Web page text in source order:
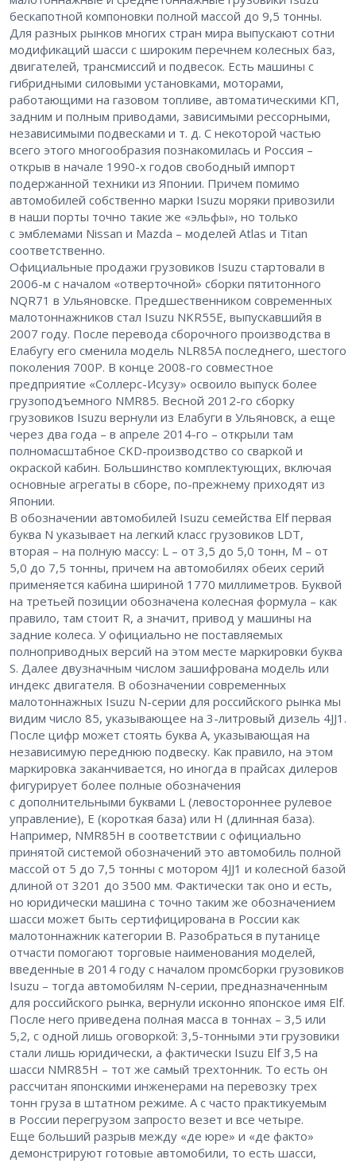
бескапотной компоновки полной массой до 9,5 тонны.
Для разных рынков многих стран мира выпускают сотни
модификаций шасси с широким перечнем колесных баз,
двигателей, трансмиссий и подвесок. Есть машины с
гибридными силовыми установками, моторами,
работающими на газовом топливе, автоматическими КП,
задним и полным приводами, зависимыми рессорными,
независимыми подвесками и т. д. С некоторой частью
всего этого многообразия познакомилась и Россия –
открыв в начале 1990-х годов свободный импорт
подержанной техники из Японии. Причем помимо
автомобилей собственно марки Isuzu моряки привозили
в наши порты точно такие же «эльфы», но только
с эмблемами Nissan и Mazda – моделей Atlas и Titan
соответственно.
Официальные продажи грузовиков Isuzu стартовали в
2006-м с началом «отверточной» сборки пятитонного
NQR71 в Ульяновске. Предшественником современных
малотоннажников стал Isuzu NKR55E, выпускавшийя в
2007 году. После перевода сборочного производства в
Елабугу его сменила модель NLR85A последнего, шестого
поколения 700P. В конце 2008-го совместное
предприятие «Соллерс-Исузу» освоило выпуск более
грузоподъемного NMR85. Весной ­2012-го сборку
грузовиков Isuzu вернули из Елабуги в Ульяновск, а еще
через два года – в апреле 2014-го – открыли там
полномасштабное CKD-производство со сваркой и
окраской кабин. Большинство комплектующих, включая
основные агрегаты в сборе, по-прежнему приходят из
Японии.
В обозначении автомобилей Isuzu семейства Elf первая
буква N указывает на легкий класс грузовиков LDT,
вторая – на полную массу: L – от 3,5 до 5,0 тонн, M – от
5,0 до 7,5 тонны, причем на автомобилях обеих серий
применяется кабина шириной 1770 миллиметров. Буквой
на третьей позиции обозначена колесная формула – как
правило, там стоит R, а значит, привод у машины на
задние колеса. У официально не поставляемых
полноприводных версий на этом месте маркировки буква
S. Далее двузначным числом зашифрована модель или
индекс двигателя. В обозначении современных
малотоннажных Isuzu N-серии для российского рынка мы
видим число 85, указывающее на 3-литровый дизель 4JJ1.
После цифр может стоять буква A, указывающая на
независимую переднюю подвеску. Как правило, на этом
маркировка заканчивается, но иногда в прайсах дилеров
фигурирует более полные обозначения
с дополнительными буквами L (левостороннее рулевое
управление), Е (короткая база) или Н (длинная база).
Например, NMR85H в соответствии с официально
принятой системой обозначений это автомобиль полной
массой от 5 до 7,5 тонны с мотором 4JJ1 и колесной базой
длиной от 3201 до 3500 мм. Фактически так оно и есть,
но юридически машина с точно таким же обозначением
шасси может быть сертифицирована в России как
малотоннажник категории B. Разобраться в путанице
отчасти помогают торговые наименования моделей,
введенные в 2014 году с началом промсборки грузовиков
Isuzu – тогда автомобилям N-серии, предназначенным
для российского рынка, вернули исконно японское имя Elf.
После него приведена полная масса в тоннах – 3,5 или
5,2, с одной лишь оговоркой: 3,5-тонными эти грузовики
стали лишь юридически, а фактически Isuzu Elf 3,5 на
шасси NMR85H – тот же самый трехтонник. То есть он
рассчитан японскими инженерами на перевозку трех
тонн груза в штатном режиме. А с часто практикуемым
в России перегрузом запросто везет и все четыре.
Еще больший разрыв между «де юре» и «де факто»
демонстрируют готовые автомобили, то есть шасси,